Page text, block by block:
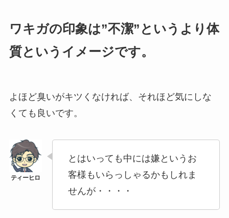
ワキガの印象は”不潔”というより体
質というイメージです。
よほど臭いがキツくなければ、それほど気にしな
くても良いです。
とはいっても中には嫌というお
客様もいらっしゃるかもしれま
せんが・・・・